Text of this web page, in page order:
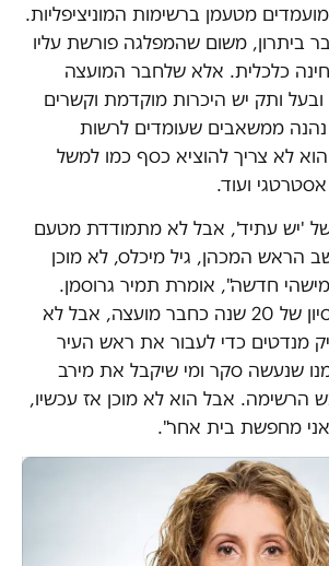
מטעמן ברשימות המוניציפליות.
ביתרון, משום שהמפלגה פורשת עליו
כלכלית. אלא שלחבר המועצה
ותק יש היכרות מוקדמת וקשרים
ממשאבים שעומדים לרשות
לא צריך להוציא כסף כמו למשל
אסטרטגי ועוד.
'יש עתיד', אבל לא מתמודדת מטעם
הראש המכהן, גיל מיכלס, לא מוכן
חדשה", אומרת תמיר גרוסמן.
"הוא אמנם בעל ניסיון של 20 שנה כחבר מועצה, אבל לא
מנדטים כדי לעבור את ראש העיר
שנעשה סקר ומי שיקבל את מירב
הרשימה. אבל הוא לא מוכן אז עכשיו,
מחפשת בית אחר".